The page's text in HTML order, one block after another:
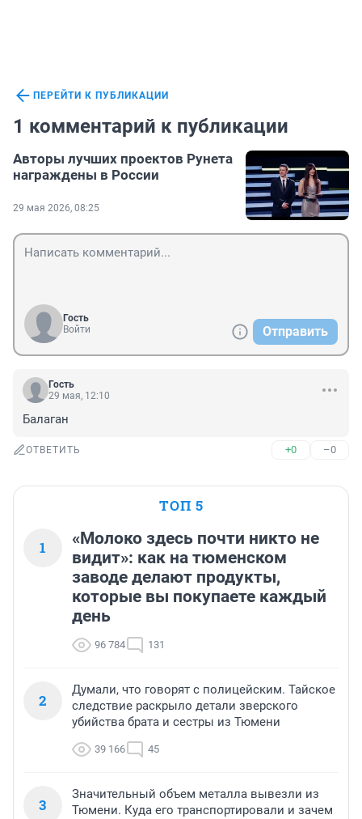
ПЕРЕЙТИ К ПУБЛИКАЦИИ
1 комментарий к публикации
Авторы лучших проектов Рунета
награждены в России
29 мая 2026, 08:25
Гость
Войти
Отправить
Гость
29 мая, 12:10
Балаган
ОТВЕТИТЬ +0 –0
ТОП 5
1
«Молоко здесь почти никто не
видит»: как на тюменском
заводе делают продукты,
которые вы покупаете каждый
день
96 784 131
2
Думали, что говорят с полицейским. Тайское
следствие раскрыло детали зверского
убийства брата и сестры из Тюмени
39 166 45
3
Значительный объем металла вывезли из
Тюмени. Куда его транспортировали и зачем